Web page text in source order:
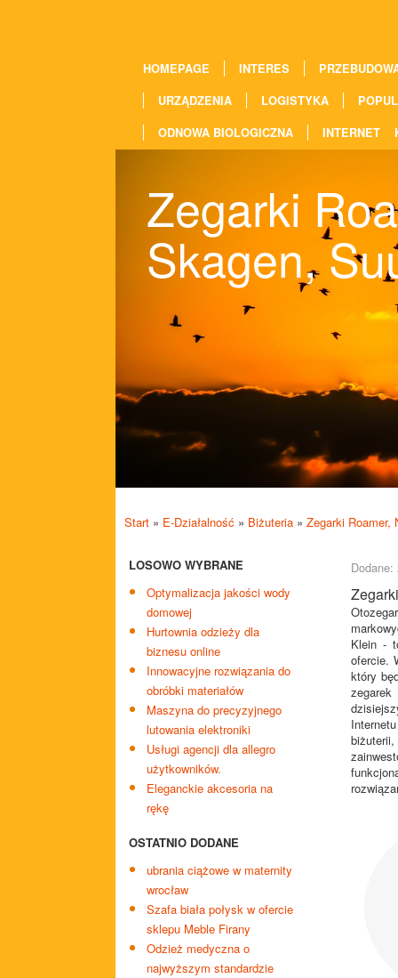
HOMEPAGE INTERES
URZĄDZENIA
LOGISTYKA
ODNOWA BIOLOGICZNA
INTERNET
Zegarki
Skagen,
Start » E-Działalność » Biżuteria » Zegarki Roamer,
LOSOWO WYBRANE
Optymalizacja jakości wody
domowej
Hurtownia odzieży dla
biznesu online
Innowacyjne rozwiązania do
obróbki materiałów
Maszyna do precyzyjnego
lutowania elektroniki
Usługi agencji dla allegro
użytkowników.
Eleganckie akcesoria na
rękę
OSTATNIO DODANE
ubrania ciążowe w maternity
wrocław
Szafa biała połysk w ofercie
sklepu Meble Firany
Odzież medyczna o
najwyższym standardzie
Dodane:
Klein -
ofercie.
który